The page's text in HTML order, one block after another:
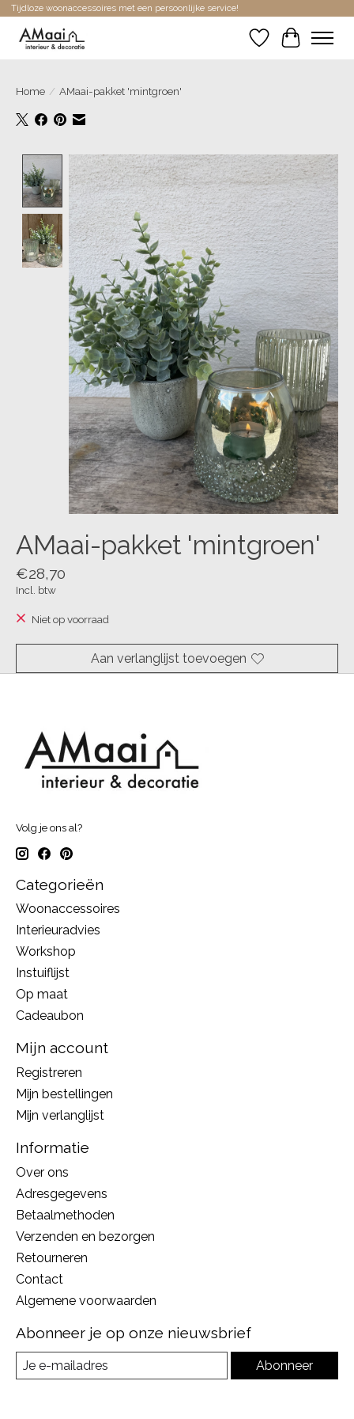
Tijdloze woonaccessoires met een persoonlijke service!
Verlanglijst
Home / AMaai-pakket 'mintgroen'
Product image slideshow Items
AMaai-pakket 'mintgroen'
€28,70
Incl. btw
Niet op voorraad
Aan verlanglijst toevoegen
Volg je ons al?
Categorieën
Woonaccessoires
Interieuradvies
Workshop
Instuiflijst
Op maat
Cadeaubon
Mijn account
Registreren
Mijn bestellingen
Mijn verlanglijst
Informatie
Over ons
Adresgegevens
Betaalmethoden
Verzenden en bezorgen
Retourneren
Contact
Algemene voorwaarden
Abonneer je op onze nieuwsbrief
Abonneer